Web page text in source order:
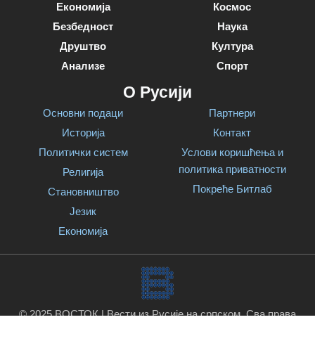
Економија
Безбедност
Друштво
Анализе
Космос
Наука
Култура
Спорт
О Русији
Основни подаци
Историја
Политички систем
Религија
Становништво
Језик
Економија
Партнери
Контакт
Услови коришћења и
политика приватности
Покреће Битлаб
© 2025 ВОСТОК | Вести из Русије на српском. Сва права